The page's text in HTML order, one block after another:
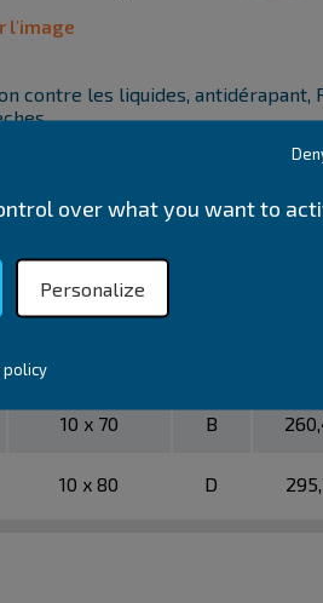
l'image
contre les liquides, antidérapant,
intérieur non tissé, doublé CPE.
110
10 x 70 B
10 x 80 D
over what you want to
Personalize
policy